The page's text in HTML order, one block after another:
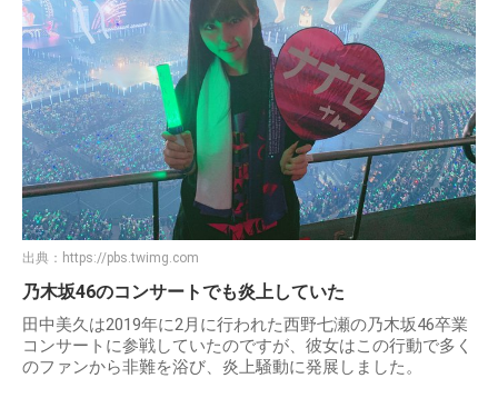
出典： https://pbs.twimg.com
乃木坂46のコンサートでも炎上していた
田中美久は2019年に2月に行われた西野七瀬の乃木坂46卒業
コンサートに参戦していたのですが、彼女はこの行動で多く
のファンから非難を浴び、炎上騒動に発展しました。